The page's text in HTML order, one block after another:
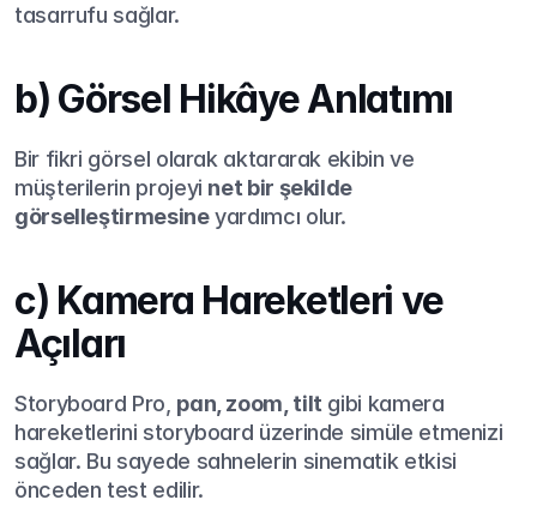
tasarrufu sağlar.
b) Görsel Hikâye Anlatımı
Bir fikri görsel olarak aktararak ekibin ve
müşterilerin projeyi net bir şekilde
görselleştirmesine yardımcı olur.
c) Kamera Hareketleri ve
Açıları
Storyboard Pro, pan, zoom, tilt gibi kamera
hareketlerini storyboard üzerinde simüle etmenizi
sağlar. Bu sayede sahnelerin sinematik etkisi
önceden test edilir.